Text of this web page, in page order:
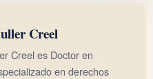
Creel
Creel es Doctor en
en derechos